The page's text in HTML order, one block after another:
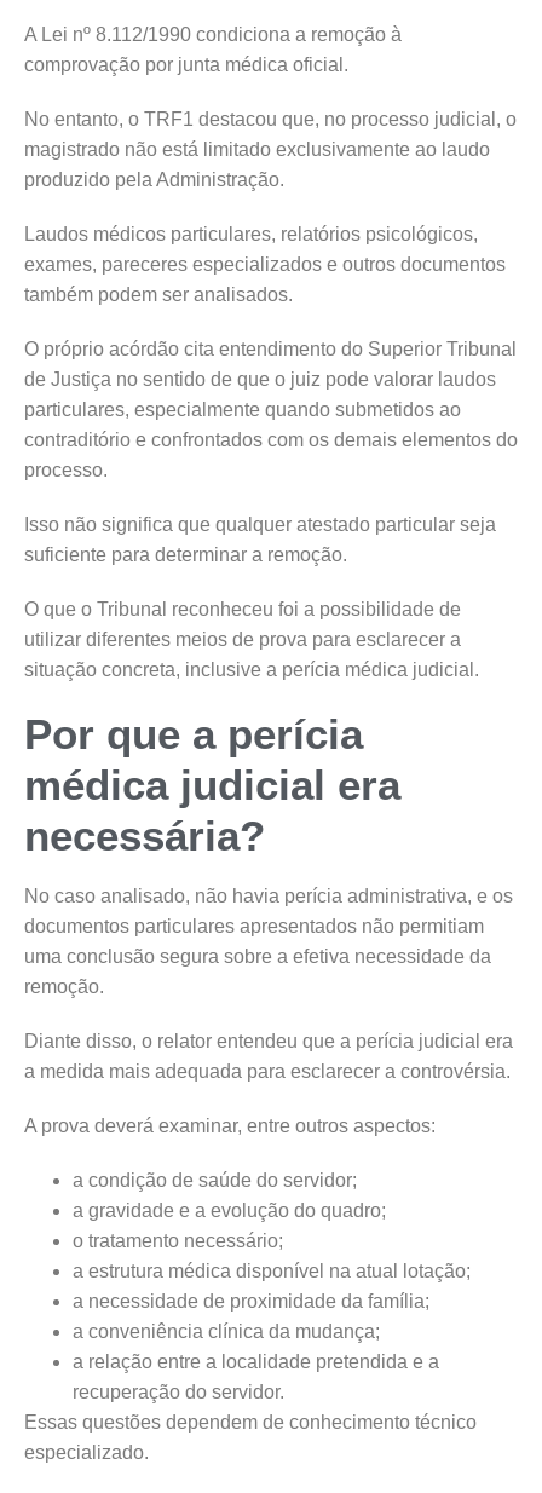
A Lei nº 8.112/1990 condiciona a remoção à
comprovação por junta médica oficial.
No entanto, o TRF1 destacou que, no processo judicial, o
magistrado não está limitado exclusivamente ao laudo
produzido pela Administração.
Laudos médicos particulares, relatórios psicológicos,
exames, pareceres especializados e outros documentos
também podem ser analisados.
O próprio acórdão cita entendimento do Superior Tribunal
de Justiça no sentido de que o juiz pode valorar laudos
particulares, especialmente quando submetidos ao
contraditório e confrontados com os demais elementos do
processo.
Isso não significa que qualquer atestado particular seja
suficiente para determinar a remoção.
O que o Tribunal reconheceu foi a possibilidade de
utilizar diferentes meios de prova para esclarecer a
situação concreta, inclusive a perícia médica judicial.
Por que a perícia
médica judicial era
necessária?
No caso analisado, não havia perícia administrativa, e os
documentos particulares apresentados não permitiam
uma conclusão segura sobre a efetiva necessidade da
remoção.
Diante disso, o relator entendeu que a perícia judicial era
a medida mais adequada para esclarecer a controvérsia.
A prova deverá examinar, entre outros aspectos:
a condição de saúde do servidor;
a gravidade e a evolução do quadro;
o tratamento necessário;
a estrutura médica disponível na atual lotação;
a necessidade de proximidade da família;
a conveniência clínica da mudança;
a relação entre a localidade pretendida e a
recuperação do servidor.
Essas questões dependem de conhecimento técnico
especializado.